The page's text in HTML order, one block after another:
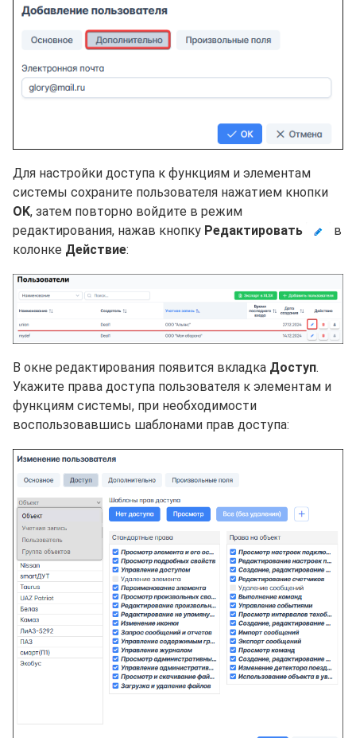
Для настройки доступа к функциям и элементам
системы сохраните пользователя нажатием кнопки
OK, затем повторно войдите в режим
редактирования, нажав кнопку Редактировать
в
колонке Действие:
В окне редактирования появится вкладка Доступ.
Укажите права доступа пользователя к элементам и
функциям системы, при необходимости
воспользовавшись шаблонами прав доступа: